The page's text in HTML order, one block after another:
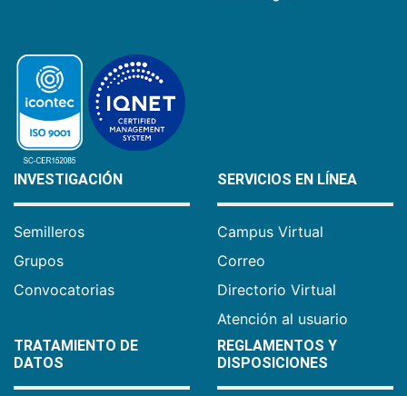
INVESTIGACIÓN
Semilleros
Grupos
Convocatorias
SERVICIOS EN LÍNEA
Campus Virtual
Correo
Directorio Virtual
Atención al usuario
TRATAMIENTO DE
DATOS
REGLAMENTOS Y
DISPOSICIONES